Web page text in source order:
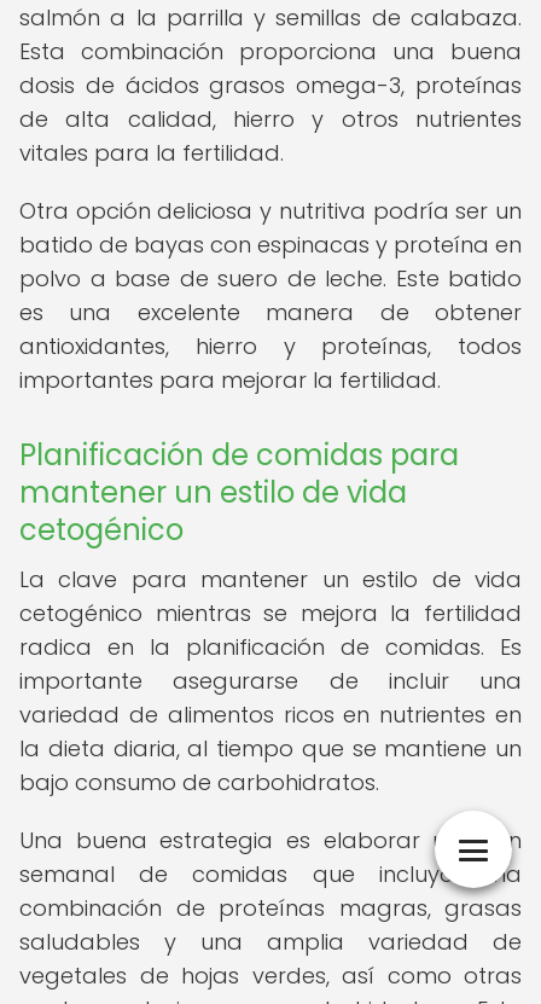
salmón a la parrilla y semillas de calabaza.
Esta combinación proporciona una buena
dosis de ácidos grasos omega-3, proteínas
de alta calidad, hierro y otros nutrientes
vitales para la fertilidad.
Otra opción deliciosa y nutritiva podría ser un
batido de bayas con espinacas y proteína en
polvo a base de suero de leche. Este batido
es una excelente manera de obtener
antioxidantes, hierro y proteínas, todos
importantes para mejorar la fertilidad.
Planificación de comidas para
mantener un estilo de vida
cetogénico
La clave para mantener un estilo de vida
cetogénico mientras se mejora la fertilidad
radica en la planificación de comidas. Es
importante asegurarse de incluir una
variedad de alimentos ricos en nutrientes en
la dieta diaria, al tiempo que se mantiene un
bajo consumo de carbohidratos.
Una buena estrategia es elaborar un plan
semanal de comidas que incluya una
combinación de proteínas magras, grasas
saludables y una amplia variedad de
vegetales de hojas verdes, así como otras